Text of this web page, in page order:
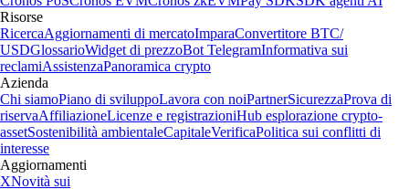
Risorse
RicercaAggiornamenti di mercatoImparaConvertitore BTC/
USDGlossarioWidget di prezzoBot TelegramInformativa sui
reclamiAssistenzaPanoramica crypto
Azienda
Chi siamoPiano di sviluppoLavora con noiPartnerSicurezzaProva di
riservaAffiliazioneLicenze e registrazioniHub esplorazione crypto-
assetSostenibilità ambientaleCapitaleVerificaPolitica sui conflitti di
interesse
Aggiornamenti
XNovità sui